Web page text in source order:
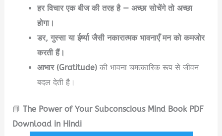
हर विचार एक बीज की तरह है — अच्छा सोचेंगे तो अच्छा
होगा।
डर, गुस्सा या ईर्ष्या जैसी नकारात्मक भावनाएँ मन को कमजोर
करती हैं।
आभार (Gratitude)की भावना चमत्कारिक रूप से जीवन
बदल देती है।
📘The Power of Your Subconscious Mind Book PDF
Download in Hindi